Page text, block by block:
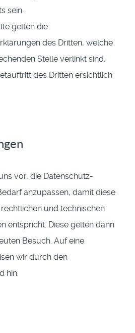
sein.
gelten die
des Dritten, welche
Stelle verlinkt sind,
des Dritten ersichtlich
vor, die Datenschutz-
anzupassen, damit diese
und technischen
entspricht. Diese gelten dann
Besuch. Auf eine
wir durch den
hin.